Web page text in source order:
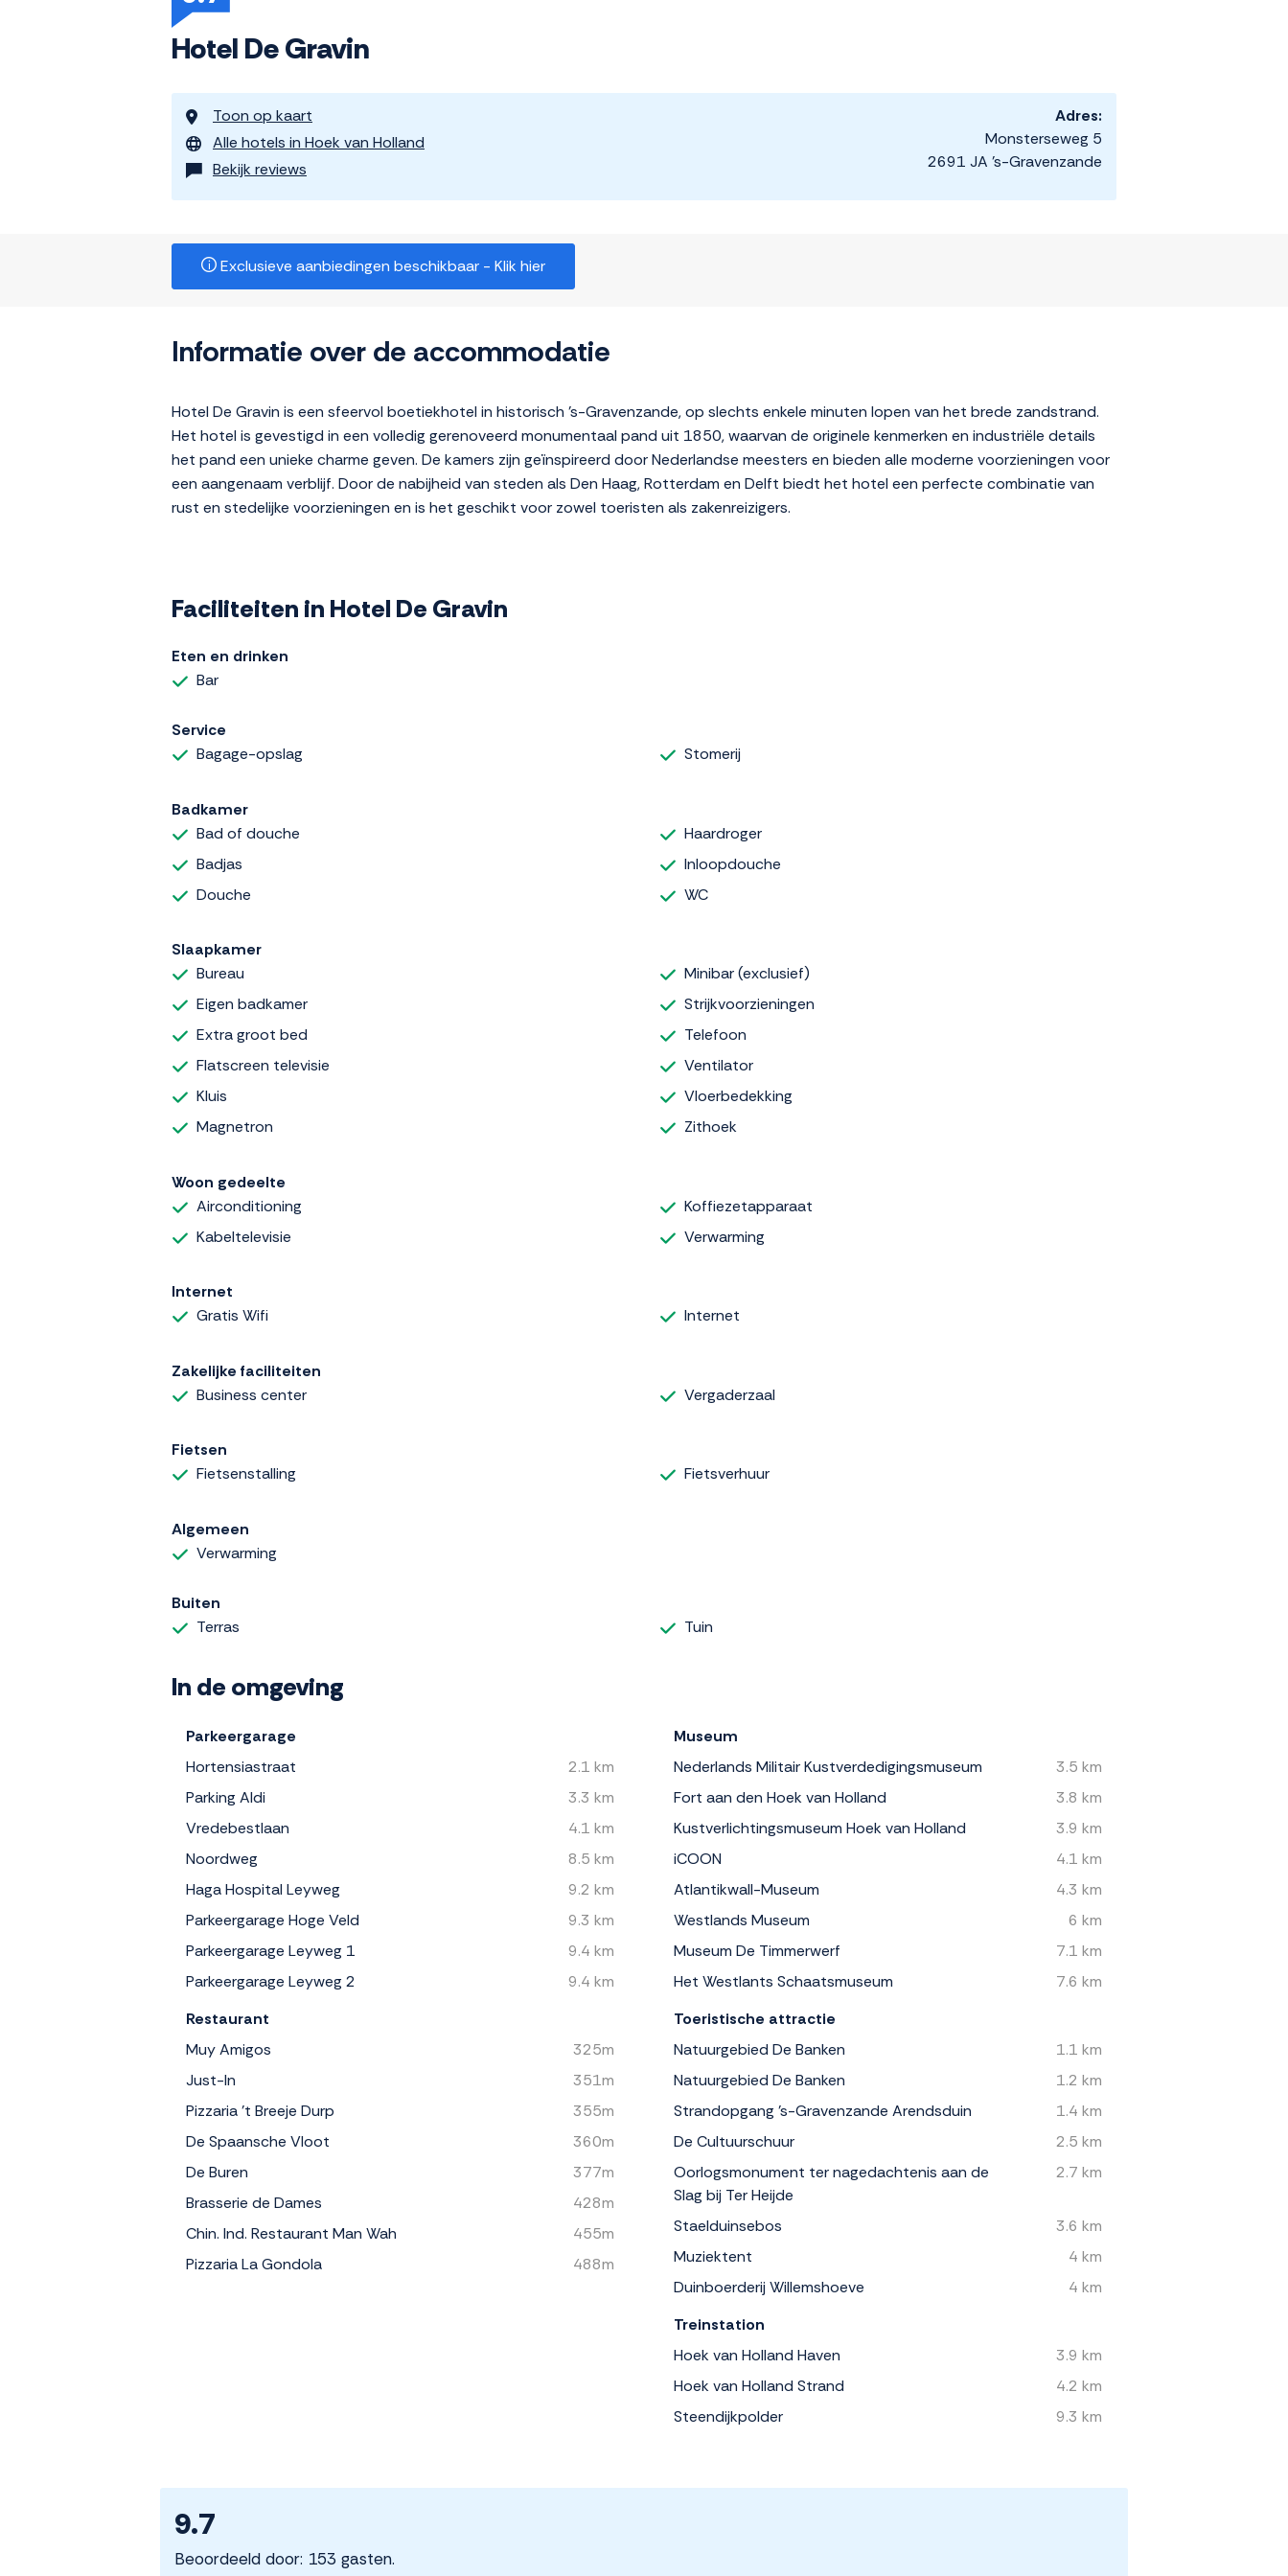
Hotel De Gravin
Toon op kaart
Alle hotels in Hoek van Holland
Bekijk reviews
Adres:
Monsterseweg 5
2691 JA 's-Gravenzande
Exclusieve aanbiedingen beschikbaar - Klik hier
Informatie over de accommodatie
Hotel De Gravin is een sfeervol boetiekhotel in historisch 's-Gravenzande, op slechts enkele minuten lopen van het brede zandstrand.
Het hotel is gevestigd in een volledig gerenoveerd monumentaal pand uit 1850, waarvan de originele kenmerken en industriële details
het pand een unieke charme geven. De kamers zijn geïnspireerd door Nederlandse meesters en bieden alle moderne voorzieningen voor
een aangenaam verblijf. Door de nabijheid van steden als Den Haag, Rotterdam en Delft biedt het hotel een perfecte combinatie van
rust en stedelijke voorzieningen en is het geschikt voor zowel toeristen als zakenreizigers.
Faciliteiten in Hotel De Gravin
Eten en drinken
Bar
Service
Bagage-opslag
Stomerij
Badkamer
Bad of douche
Badjas
Douche
Haardroger
Inloopdouche
WC
Slaapkamer
Bureau
Eigen badkamer
Extra groot bed
Flatscreen televisie
Kluis
Magnetron
Minibar (exclusief)
Strijkvoorzieningen
Telefoon
Ventilator
Vloerbedekking
Zithoek
Woon gedeelte
Airconditioning
Kabeltelevisie
Koffiezetapparaat
Verwarming
Internet
Gratis Wifi
Internet
Zakelijke faciliteiten
Business center
Vergaderzaal
Fietsen
Fietsenstalling
Fietsverhuur
Algemeen
Verwarming
Buiten
Terras
Tuin
In de omgeving
Parkeergarage
Hortensiastraat
2.1 km
Parking Aldi
3.3 km
Vredebestlaan
4.1 km
Noordweg
8.5 km
Haga Hospital Leyweg
9.2 km
Parkeergarage Hoge Veld
9.3 km
Parkeergarage Leyweg 1
9.4 km
Parkeergarage Leyweg 2
9.4 km
Restaurant
Muy Amigos
325m
Just-In
351m
Pizzaria 't Breeje Durp
355m
De Spaansche Vloot
360m
De Buren
377m
Brasserie de Dames
428m
Chin. Ind. Restaurant Man Wah
455m
Pizzaria La Gondola
488m
Museum
Nederlands Militair Kustverdedigingsmuseum
3.5 km
Fort aan den Hoek van Holland
3.8 km
Kustverlichtingsmuseum Hoek van Holland
3.9 km
iCOON
4.1 km
Atlantikwall-Museum
4.3 km
Westlands Museum
6 km
Museum De Timmerwerf
7.1 km
Het Westlants Schaatsmuseum
7.6 km
Toeristische attractie
Natuurgebied De Banken
1.1 km
Natuurgebied De Banken
1.2 km
Strandopgang 's-Gravenzande Arendsduin
1.4 km
De Cultuurschuur
2.5 km
Oorlogsmonument ter nagedachtenis aan de
Slag bij Ter Heijde
2.7 km
Staelduinsebos
3.6 km
Muziektent
4 km
Duinboerderij Willemshoeve
4 km
Treinstation
Hoek van Holland Haven
3.9 km
Hoek van Holland Strand
4.2 km
Steendijkpolder
9.3 km
9.7
Beoordeeld door: 153 gasten.